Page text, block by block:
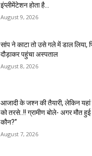
इंप्लीमेंटेशन होता है…
August 9, 2026
सांप ने काटा तो उसे गले में डाल लिया,
दौड़ाकर पहुंचा अस्पताल
August 8, 2026
आजादी के जश्न की तैयारी, लेकिन यहां
को तरसे..!! ग्रामीण बोले- अगर मौत हुई
कौन?”
August 7, 2026